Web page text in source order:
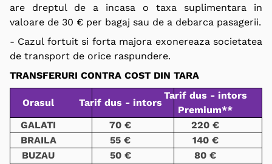
are dreptul de a incasa o taxa suplimentara in
valoare de 30 € per bagaj sau de a debarca pasagerii.
- Cazul fortuit si forta majora exonereaza societatea
de transport de orice raspundere.
TRANSFERURI CONTRA COST DIN TARA
Orasul Tarif dus - intors
Tarif dus - intors
Premium**
GALATI
70 €
220 €
BRAILA
55 €
140 €
BUZAU
50 €
80 €